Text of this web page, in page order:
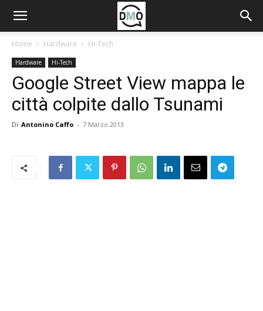
Home Hardware Hi-Tech
Hardware Hi-Tech
Google Street View mappa le
città colpite dallo Tsunami
Di Antonino Caffo - 7 Marzo 2013